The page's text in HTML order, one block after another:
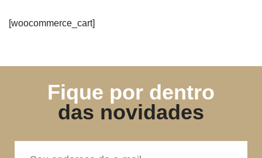
[woocommerce_cart]
Fique por dentro
das novidades